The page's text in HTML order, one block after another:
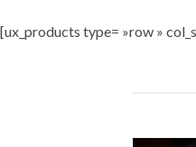
[ux_products type= »row »